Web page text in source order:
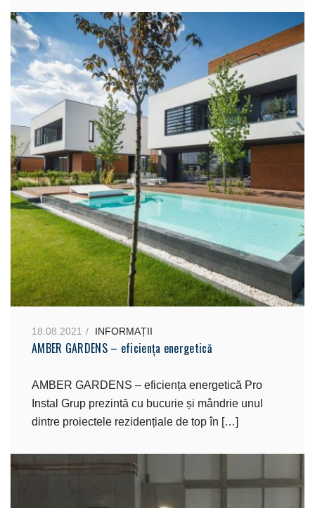
18.08.2021 INFORMAȚII
AMBER GARDENS – eficiența energetică
AMBER GARDENS – eficiența energetică Pro
Instal Grup prezintă cu bucurie și mândrie unul
dintre proiectele rezidențiale de top în […]